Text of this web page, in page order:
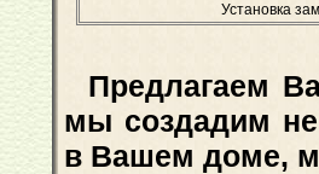
Установка
Предлагаем
мы создадим
в Вашем доме,